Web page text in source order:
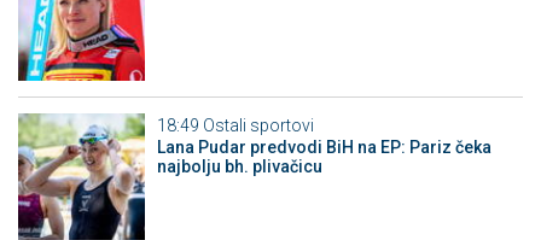
18:49 Ostali sportovi
Lana Pudar predvodi BiH na EP: Pariz čeka
najbolju bh. plivačicu